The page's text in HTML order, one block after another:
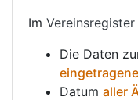
Im Vereinsregister
Die Daten
Datum aller